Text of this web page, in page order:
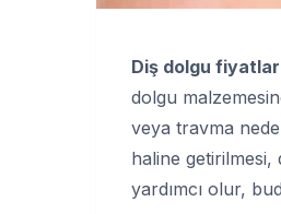
Diş dolgu
dolgu
veya travma
haline
yardımcı olur,